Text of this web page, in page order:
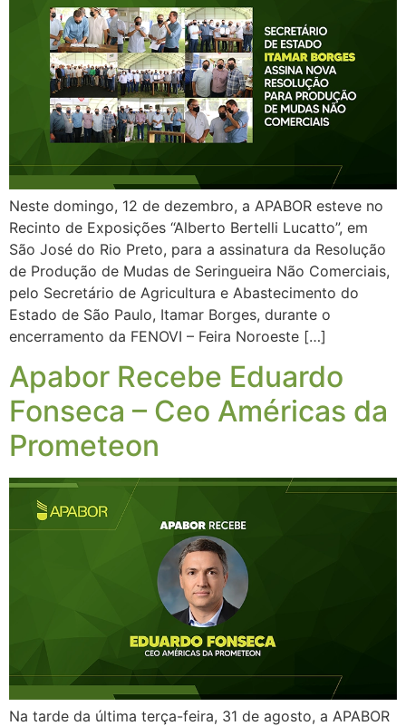
Neste domingo, 12 de dezembro, a APABOR esteve no
Recinto de Exposições “Alberto Bertelli Lucatto”, em
São José do Rio Preto, para a assinatura da Resolução
de Produção de Mudas de Seringueira Não Comerciais,
pelo Secretário de Agricultura e Abastecimento do
Estado de São Paulo, Itamar Borges, durante o
encerramento da FENOVI – Feira Noroeste […]
Apabor Recebe Eduardo
Fonseca – Ceo Américas da
Prometeon
Na tarde da última terça-feira, 31 de agosto, a APABOR